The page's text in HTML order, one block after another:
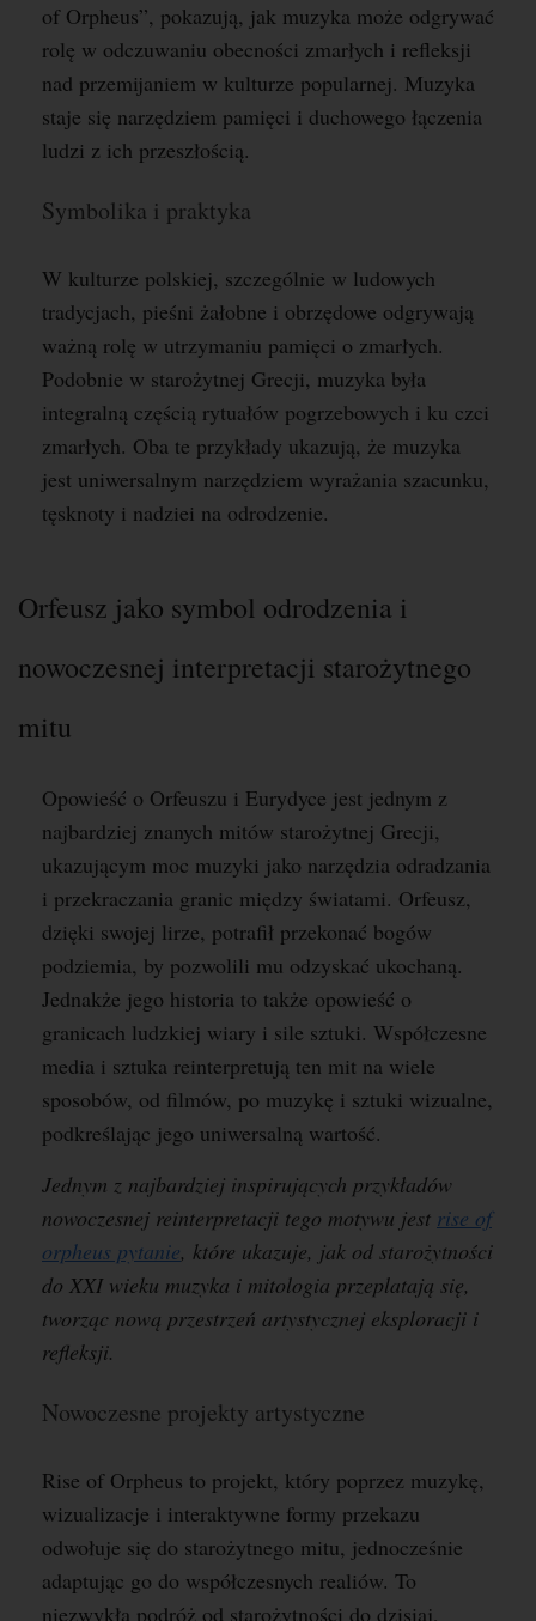
of Orpheus”, pokazują, jak muzyka może odgrywać
rolę w odczuwaniu obecności zmarłych i refleksji
nad przemijaniem w kulturze popularnej. Muzyka
staje się narzędziem pamięci i duchowego łączenia
ludzi z ich przeszłością.
Symbolika i praktyka
W kulturze polskiej, szczególnie w ludowych
tradycjach, pieśni żałobne i obrzędowe odgrywają
ważną rolę w utrzymaniu pamięci o zmarłych.
Podobnie w starożytnej Grecji, muzyka była
integralną częścią rytuałów pogrzebowych i ku czci
zmarłych. Oba te przykłady ukazują, że muzyka
jest uniwersalnym narzędziem wyrażania szacunku,
tęsknoty i nadziei na odrodzenie.
Orfeusz jako symbol odrodzenia i
nowoczesnej interpretacji starożytnego
mitu
Opowieść o Orfeuszu i Eurydyce jest jednym z
najbardziej znanych mitów starożytnej Grecji,
ukazującym moc muzyki jako narzędzia odradzania
i przekraczania granic między światami. Orfeusz,
dzięki swojej lirze, potrafił przekonać bogów
podziemia, by pozwolili mu odzyskać ukochaną.
Jednakże jego historia to także opowieść o
granicach ludzkiej wiary i sile sztuki. Współczesne
media i sztuka reinterpretują ten mit na wiele
sposobów, od filmów, po muzykę i sztuki wizualne,
podkreślając jego uniwersalną wartość.
Jednym z najbardziej inspirujących przykładów
nowoczesnej reinterpretacji tego motywu jest rise of
orpheus pytanie, które ukazuje, jak od starożytności
do XXI wieku muzyka i mitologia przeplatają się,
tworząc nową przestrzeń artystycznej eksploracji i
refleksji.
Nowoczesne projekty artystyczne
Rise of Orpheus to projekt, który poprzez muzykę,
wizualizacje i interaktywne formy przekazu
odwołuje się do starożytnego mitu, jednocześnie
adaptując go do współczesnych realiów. To
niezwykła podróż od starożytności do dzisiaj,